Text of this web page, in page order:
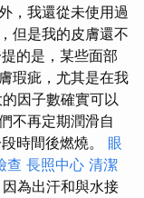
，我還從未使用過
但是我的皮膚還不
的是，某些面部
瑕疵，尤其是在我
因子數確實可以
不再定期潤滑自
時間後燃燒。 眼
查 長照中心 清潔
為出汗和與水接